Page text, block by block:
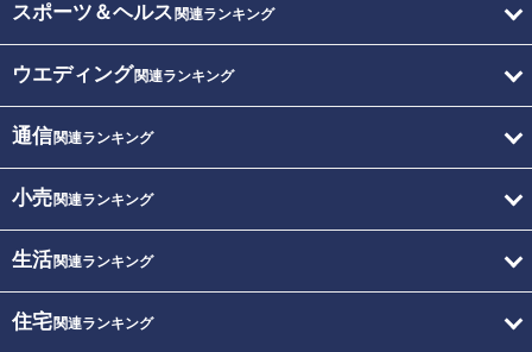
スポーツ＆ヘルス 関連ランキング
ウエディング関連ランキング
通信関連ランキング
小売関連ランキング
生活関連ランキング
住宅関連ランキング